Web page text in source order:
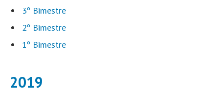
3º Bimestre
2º Bimestre
1º Bimestre
2019